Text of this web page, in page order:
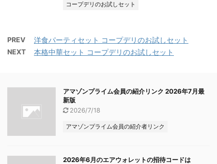
コープデリのお試しセット
PREV 洋食パーティセット コープデリのお試しセット
NEXT 本格中華セット コープデリのお試しセット
アマゾンプライム会員の紹介リンク 2026年7月最
新版
2026/7/18
アマゾンプライム会員の紹介者リンク
2026年6月のエアウォレットの招待コードは